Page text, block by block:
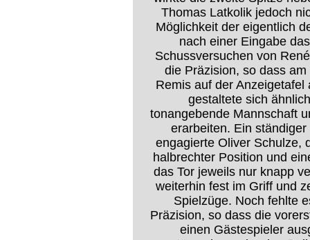
Thomas Latkolik jedoch
Möglichkeit der eigentlich
nach einer Eingabe
Schussversuchen von
die Präzision, so dass
Remis auf der
gestaltete sich
tonangebende Mannschaft
erarbeiten. Ein
engagierte Oliver Schulze,
halbrechter Position und
das Tor jeweils nur knapp
weiterhin fest im Griff und
Spielzüge. Noch fehlte
Präzision, so dass die
einen Gästespieler